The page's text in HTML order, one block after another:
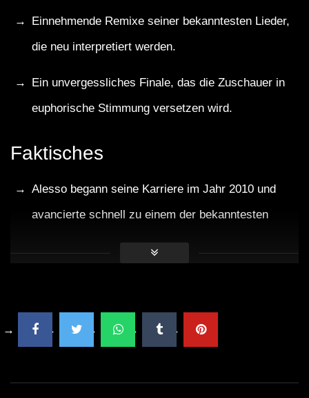
Einnehmende Remixe seiner bekanntesten Lieder,
die neu interpretiert werden.
Ein unvergessliches Finale, das die Zuschauer in
euphorische Stimmung versetzen wird.
Faktisches
Alesso begann seine Karriere im Jahr 2010 und
avancierte schnell zu einem der bekanntesten
Namen in der EDM-Szene.
Alesso hat mit zahlreichen Künstlern